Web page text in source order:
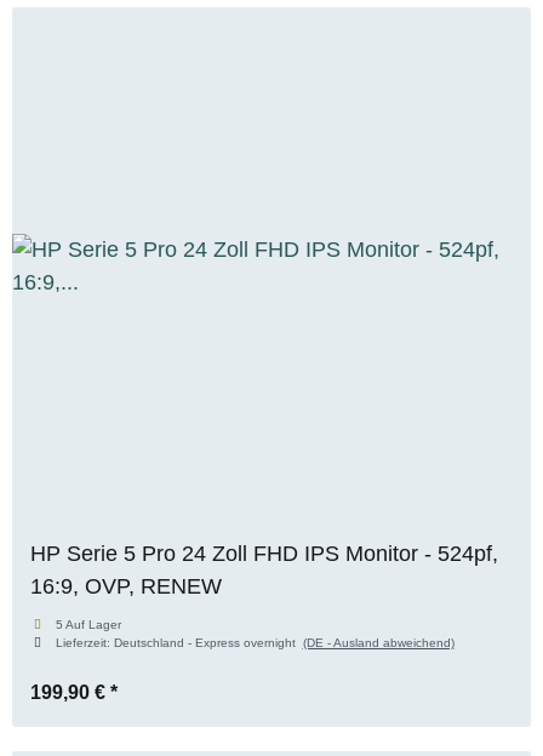
HP Serie 5 Pro 24 Zoll FHD IPS Monitor - 524pf,
16:9, OVP, RENEW
5 Auf Lager
Lieferzeit: Deutschland - Express overnight (DE - Ausland abweichend)
199,90 € *